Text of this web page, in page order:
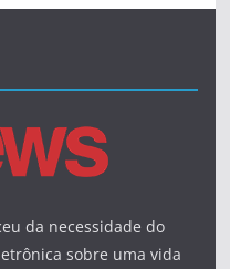
da necessidade do
sobre uma vida